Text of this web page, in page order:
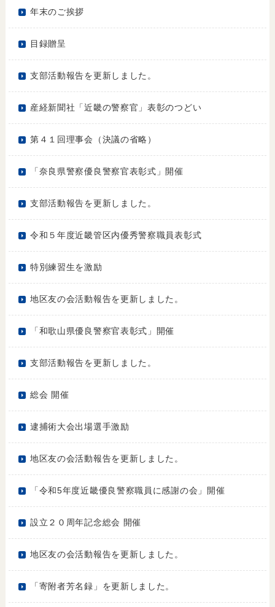
年末のご挨拶
目録贈呈
支部活動報告を更新しました。
産経新聞社「近畿の警察官」表彰のつどい
第４１回理事会（決議の省略）
「奈良県警察優良警察官表彰式」開催
支部活動報告を更新しました。
令和５年度近畿管区内優秀警察職員表彰式
特別練習生を激励
地区友の会活動報告を更新しました。
「和歌山県優良警察官表彰式」開催
支部活動報告を更新しました。
総会 開催
逮捕術大会出場選手激励
地区友の会活動報告を更新しました。
「令和5年度近畿優良警察職員に感謝の会」開催
設立２０周年記念総会 開催
地区友の会活動報告を更新しました。
「寄附者芳名録」を更新しました。